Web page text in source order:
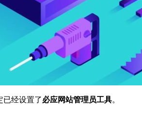
已经设置了必应网站管理员工具。